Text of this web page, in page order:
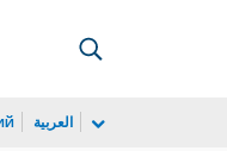
العربية